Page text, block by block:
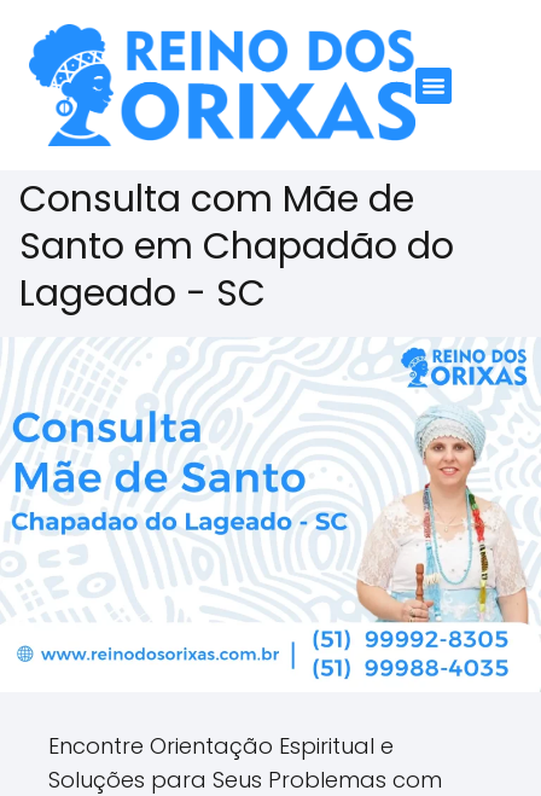
Consulta com Mãe de
Santo em Chapadão do
Lageado - SC
Encontre Orientação Espiritual e
Soluções para Seus Problemas com